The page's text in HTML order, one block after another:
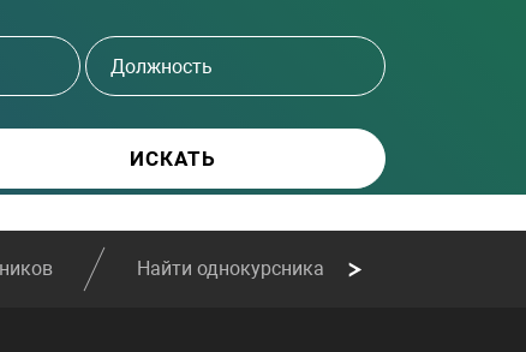
Найти однокурсника